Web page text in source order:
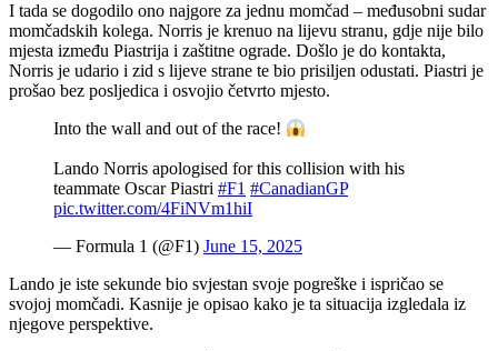
I tada se dogodilo ono najgore za jednu momčad – međusobni sudar
momčadskih kolega. Norris je krenuo na lijevu stranu, gdje nije bilo
mjesta između Piastrija i zaštitne ograde. Došlo je do kontakta,
Norris je udario i zid s lijeve strane te bio prisiljen odustati. Piastri je
prošao bez posljedica i osvojio četvrto mjesto.
Into the wall and out of the race!
Lando Norris apologised for this collision with his
teammate Oscar Piastri #F1 #CanadianGP
pic.twitter.com/4FiNVm1hiI
— Formula 1 (@F1) June 15, 2025
Lando je iste sekunde bio svjestan svoje pogreške i ispričao se
svojoj momčadi. Kasnije je opisao kako je ta situacija izgledala iz
njegove perspektive.